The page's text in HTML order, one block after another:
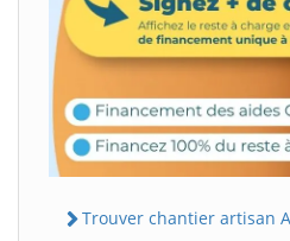
Trouver chantier artisan